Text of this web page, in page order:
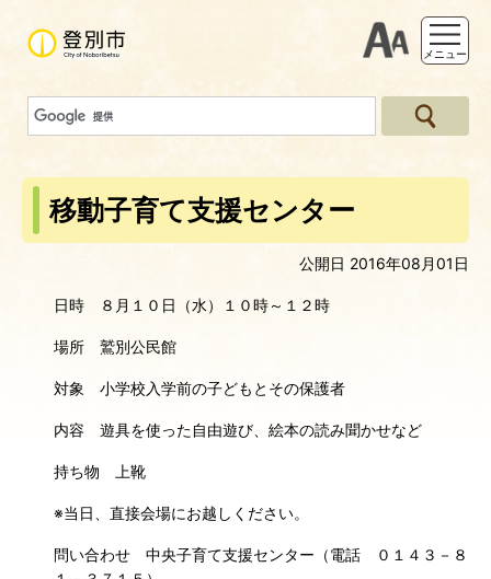
支援ツー
メニュー
移動子育て支援センター
公開日 2016年08月01日
日時 ８月１０日（水）１０時～１２時
場所 鷲別公民館
対象 小学校入学前の子どもとその保護者
内容 遊具を使った自由遊び、絵本の読み聞かせなど
持ち物 上靴
※当日、直接会場にお越しください。
問い合わせ 中央子育て支援センター（電話 ０１４３－８